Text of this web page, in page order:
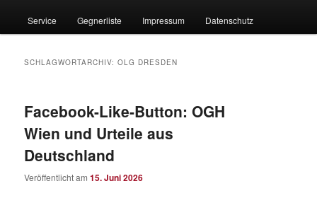
Service Gegnerliste Impressum Datenschutz
SCHLAGWORTARCHIV:OLG DRESDEN
Facebook-Like-Button: OGH
Wien und Urteile aus
Deutschland
Veröffentlicht am15. Juni 2026